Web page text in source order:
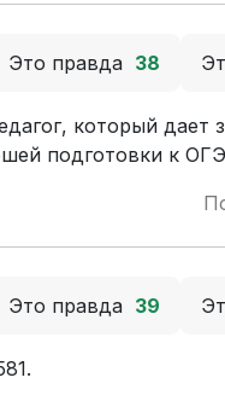
Это правда 38
который дает
подготовки к
Это правда 39